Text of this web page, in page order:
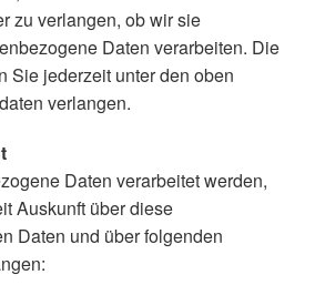
zu verlangen, ob wir sie
Daten verarbeiten. Die
Sie jederzeit unter den oben
verlangen.
Daten verarbeitet werden,
Auskunft über diese
Daten und über folgenden